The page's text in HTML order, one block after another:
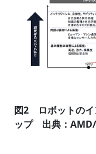
図2 ロボットのイ
ップ 出典：